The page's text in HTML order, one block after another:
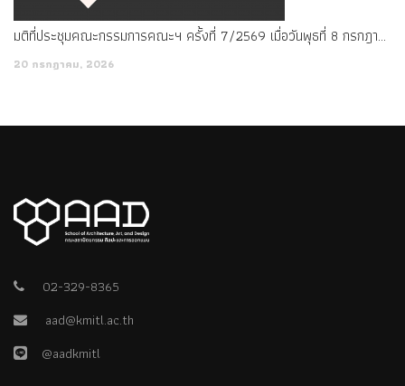
มติที่ประชุมคณะกรรมการคณะฯ ครั้งที่ 7/2569 เมื่อวันพุธที่ 8 กรกฎาคม พ.ศ. 2569
20 กรกฎาคม, 2026
02-329-8365
aad@kmitl.ac.th
@aadkmitl